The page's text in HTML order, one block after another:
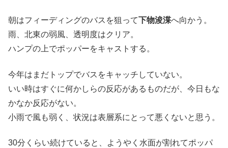
朝はフィーディングのバスを狙って 下物浚渫へ向かう。
雨、北東の弱風、透明度はクリア。
ハンプの上でポッパーをキャストする。
今年はまだトップでバスをキャッチしていない。
いい時はすぐに何かしらの反応があるものだが、今日もな
かなか反応がない。
小雨で風も弱く、状況は表層系にとって悪くないと思う。
30分くらい続けていると、ようやく水面が割れてポッパ